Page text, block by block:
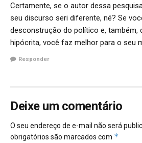
Certamente, se o autor dessa
seu discurso seri diferente, né? Se
desconstrução do político e, também,
hipócrita, você faz melhor para o seu
Responder
Deixe um comentário
O seu endereço de e-mail não será
obrigatórios são marcados com *